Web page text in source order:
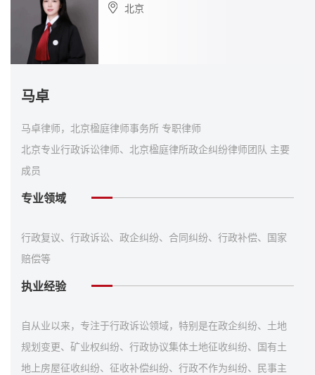
北京
马卓
马卓律师，北京楹庭律师事务所 专职律师
北京专业行政诉讼律师、北京楹庭律所政企纠纷律师团队 主要
成员
专业领域
行政复议、行政诉讼、政企纠纷、合同纠纷、行政补偿、国家
赔偿等
执业经验
自从业以来，专注于行政诉讼领域，特别是在政企纠纷、土地
规划变更、矿业权纠纷、行政协议集体土地征收纠纷、国有土
地上房屋征收纠纷、征收补偿纠纷、行政不作为纠纷、民事主